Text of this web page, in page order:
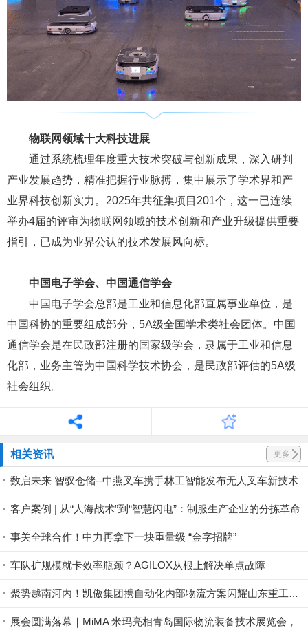
物联网领域十大科技进展
通过系统梳理年度重大技术突破与创新成果，深入研判
产业发展趋势，精准把握行业脉搏，集中展示了学术界和产
业界科技创新实力。2025年共征集项目201个，这一已连续
举办4届的评审为物联网领域的技术创新和产业升级提供重要
指引，已成为业界公认的技术发展风向标。
中国电子学会、中国通信学会
中国电子学会总部是工业和信息化部直属事业单位，是
中国科协的重要组成部分，5A级全国学术类社会团体。中国
通信学会是在民政部注册的国家级学会，隶属于工业和信息
化部，业务主管为中国科学技术协会，是民政部评估的5A级
社会组织。
相关资讯 更多
数启未来 智驭仓储--中燕叉车携手林工智能发布无人叉车新技术
客户案例 | 从“人海战术”到“智慧闪电”：制服生产企业的分拣革命
事关全球合作！中力再拿下一块重量级 “金字招牌”
车队扩规模就卡效率瓶颈？AGILOX从根上解决单点故障